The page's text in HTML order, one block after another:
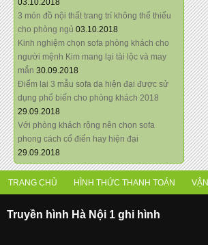
03.10.2018
3 món đồ nội thất trang trí không thể thiếu
cho phòng ngủ 03.10.2018
Kinh nghiệm chọn sofa phòng khách cho
người mệnh Kim mang lại tài lộc và may
mắn 30.09.2018
Điểm lại 3 mẫu sofa da hiện đại được sử
dụng phổ biến cho phòng khách 2018
29.09.2018
Với phòng khách rộng nên chọn sofa
phong cách cổ điển hay hiện đại
29.09.2018
TRANG CHỦ HÌNH THỨC THANH TOÁN
Truyền hình Hà Nội 1 ghi hình